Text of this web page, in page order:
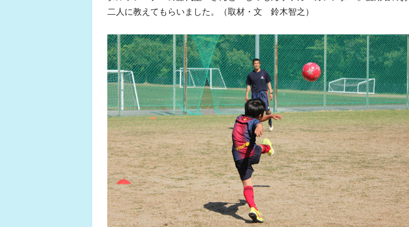
二人に教えてもらいました。（取材・文 鈴木智之）
ふくらはぎの張りや疲れに
ジュニアレッグリカバリー